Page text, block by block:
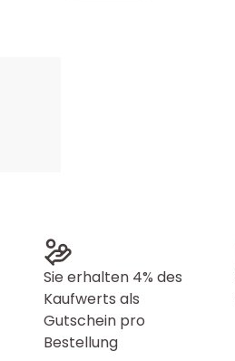
Sie erhalten 4% des
Kaufwerts als
Gutschein pro
Bestellung